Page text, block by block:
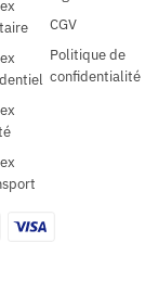
CGV
Politique de
confidentialité